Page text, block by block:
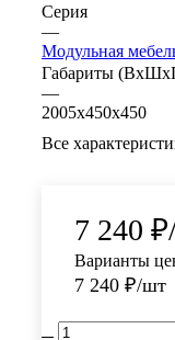
Серия
—
Модульная
Габариты
—
2005х450х450
Все
7 240 ₽
Варианты
7 240 ₽/шт